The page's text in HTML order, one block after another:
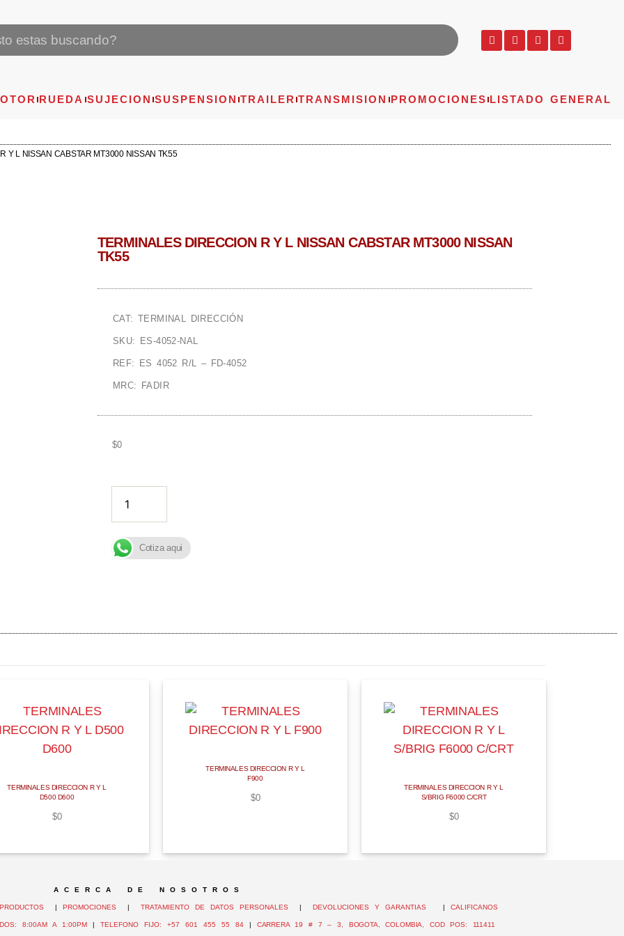
RUEDA SUJECION SUSPENSION TRAILER TRANSMISION PROMOCIONES LISTADO GENERAL
Y L NISSAN CABSTAR MT3000 NISSAN TK55
TERMINALES DIRECCION R Y L NISSAN CABSTAR MT3000 NISSAN
TK55
CAT: TERMINAL DIRECCIÓN
SKU: ES-4052-NAL
REF: ES 4052 R/L – FD-4052
MRC: FADIR
$0
Cotiza aqui
TERMINALES DIRECCION R Y L
D500 D600
$0
TERMINALES DIRECCION R Y L
F900
$0
TERMINALES DIRECCION R Y L
S/BRIG F6000 C/CRT
$0
A C E R C A D E N O S O T R O S
PRODUCTOS |PROMOCIONES |TRATAMIENTO DE DATOS PERSONALES |DEVOLUCIONES Y GARANTIAS |CALIFICANOS
8:00AM A 1:00PM| TELEFONO FIJO: +57 601 455 55 84| CARRERA 19 # 7 – 3, BOGOTA, COLOMBIA, COD POS: 111411